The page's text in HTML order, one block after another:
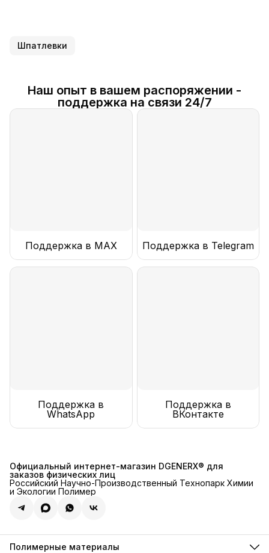
Шпатлевки
Наш опыт в вашем распоряжении -
поддержка на связи 24/7
Поддержка в MAX Поддержка в Telegram
Поддержка в
WhatsApp
Поддержка в
ВКонтакте
Официальный интернет-магазин DGENERX® для
заказов физических лиц
Российский Научно-Производственный Технопарк Химии
и Экологии Полимер
Полимерные материалы